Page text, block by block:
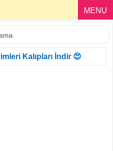
MENU
Kalıpları İndir 😍